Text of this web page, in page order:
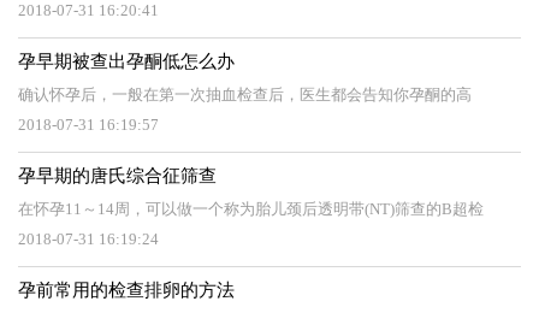
2018-07-31 16:20:41
孕早期被查出孕酮低怎么办
确认怀孕后，一般在第一次抽血检查后，医生都会告知你孕酮的高
2018-07-31 16:19:57
孕早期的唐氏综合征筛查
在怀孕11～14周，可以做一个称为胎儿颈后透明带(NT)筛查的B超检
2018-07-31 16:19:24
孕前常用的检查排卵的方法